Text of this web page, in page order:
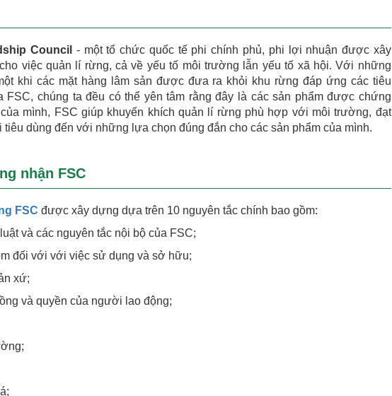
Council - một tổ chức quốc tế phi chính phủ, phi lợi nhuận được xây
việc quản lí rừng, cả về yếu tố môi trường lẫn yếu tố xã hội. Với những
khi các mặt hàng lâm sản được đưa ra khỏi khu rừng đáp ứng các tiêu
chúng ta đều có thể yên tâm rằng đây là các sản phẩm được chứng
mình, FSC giúp khuyến khích quản lí rừng phù hợp với môi trường, đạt
dùng đến với những lựa chọn đúng đắn cho các sản phẩm của mình.
nhận FSC
FSC được xây dựng dựa trên 10 nguyên tắc chính bao gồm:
và các nguyên tắc nội bộ của FSC;
đối với với việc sử dụng và sở hữu;
xứ;
và quyền của người lao động;